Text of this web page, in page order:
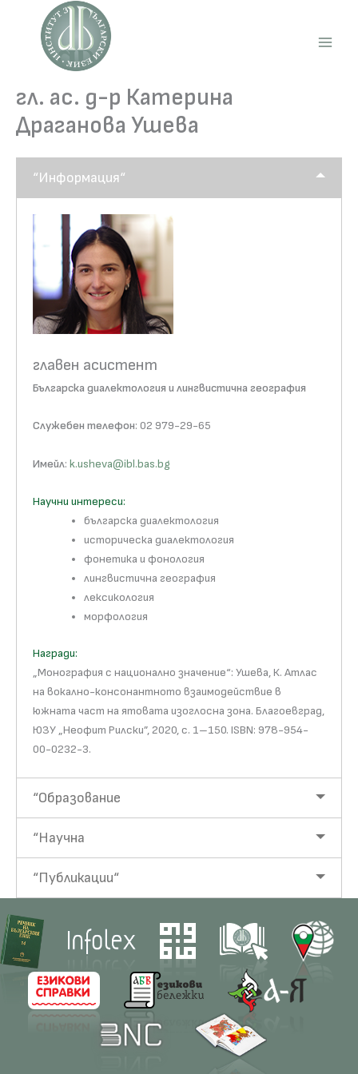
content
гл. ас. д-р Катерина
Драганова Ушева
“Информация“
главен асистент
Българска диалектология и лингвистична география
Служебен телефон: 02 979-29-65
Имейл: k.usheva@ibl.bas.bg
Научни интереси:
българска диалектология
историческа диалектология
фонетика и фонология
лингвистична география
лексикология
морфология
Награди:
„Монография с национално значение“: Ушева, К. Атлас
на вокално-консонантното взаимодействие в
южната част на ятовата изоглосна зона. Благоевград,
ЮЗУ „Неофит Рилски”, 2020, с. 1–150. ISBN: 978-954-
00-0232-3.
“Образование
“Научна
“Публикации“